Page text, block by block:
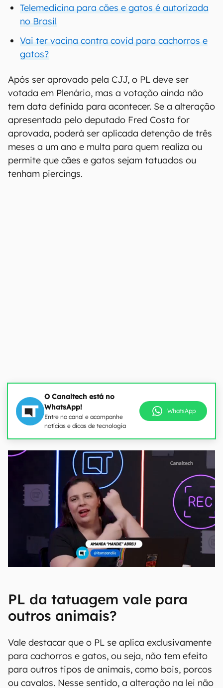
Telemedicina para cães e gatos é autorizada
no Brasil
Vai ter vacina contra covid para cachorros e
gatos?
Após ser aprovado pela CJJ, o PL deve ser
votada em Plenário, mas a votação ainda não
tem data definida para acontecer. Se a alteração
apresentada pelo deputado Fred Costa for
aprovada, poderá ser aplicada detenção de três
meses a um ano e multa para quem realiza ou
permite que cães e gatos sejam tatuados ou
tenham piercings.
O Canaltech está no
WhatsApp!
Entre no canal e acompanhe
notícias e dicas de tecnologia
WhatsApp
PL da tatuagem vale para
outros animais?
Vale destacar que o PL se aplica exclusivamente
para cachorros e gatos, ou seja, não tem efeito
para outros tipos de animais, como bois, porcos
ou cavalos. Nesse sentido, a alteração na lei não